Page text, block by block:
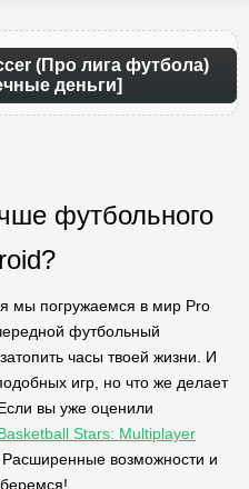
(Про лига футбола)
деньги]
футбольного
мы погружаемся в мир Pro
футбольный
часы твоей жизни. И
игр, но что же делает
вы уже оценили
Stars: Multiplayer
. Расширенные возможности и